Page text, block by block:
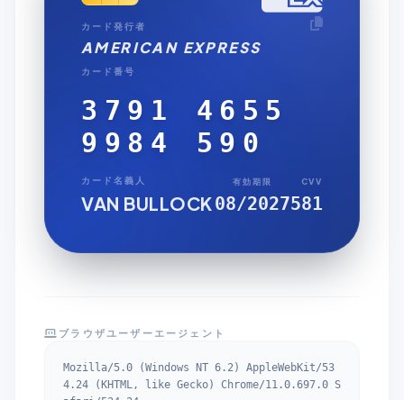
カード発行者
AMERICAN EXPRESS
カード番号
3791 4655
9984 590
カード名義人
VAN BULLOCK
有効期限
08/2027
CVV
581
ブラウザユーザーエージェント
Mozilla/5.0 (Windows NT 6.2) AppleWebKit/53
4.24 (KHTML, like Gecko) Chrome/11.0.697.0 S